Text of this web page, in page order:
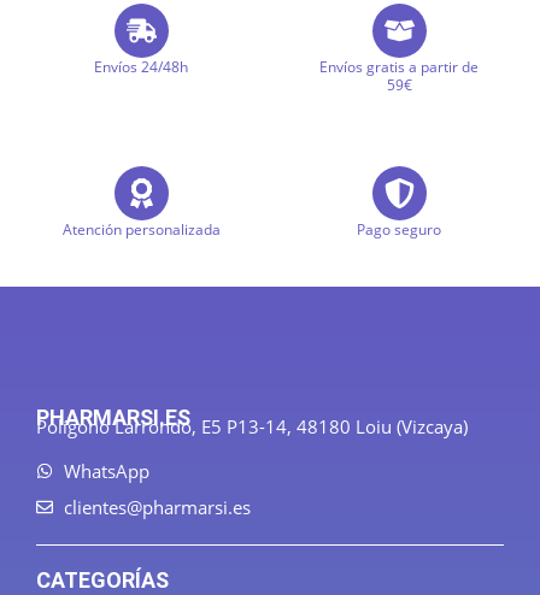
Envíos 24/48h
Envíos gratis a partir de
59€
Atención personalizada Pago seguro
PHARMARSI.ES
Polígono Larrondo, E5 P13-14, 48180 Loiu (Vizcaya)
WhatsApp
clientes@pharmarsi.es
CATEGORÍAS